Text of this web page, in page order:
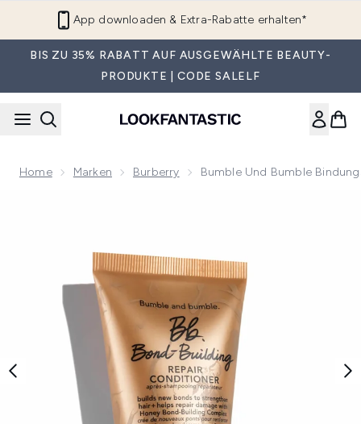
App downloaden & Extra-Rabatte erhalten*
BIS ZU 35% RABATT AUF AUSGEWÄHLTE BEAUTY-
PRODUKTE | CODE SALELF
Home Marken Burberry Bumble Und Bumble